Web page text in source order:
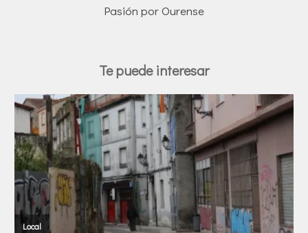
Pasión por Ourense
Te puede interesar